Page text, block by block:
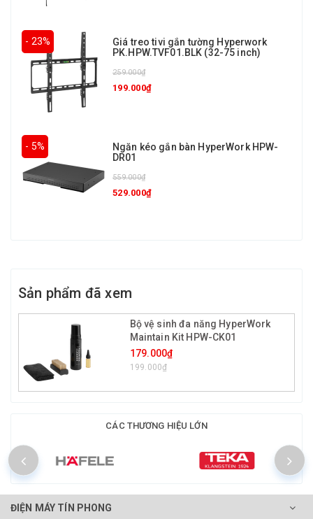
- 23%
Giá treo tivi gắn tường Hyperwork
PK.HPW.TVF01.BLK (32-75 inch)
259.000₫
199.000₫
- 5%
Ngăn kéo gắn bàn HyperWork HPW-
DR01
559.000₫
529.000₫
Sản phẩm đã xem
Bộ vệ sinh đa năng HyperWork
Maintain Kit HPW-CK01
179.000₫
199.000₫
CÁC THƯƠNG HIỆU LỚN
ĐIỆN MÁY TÍN PHONG